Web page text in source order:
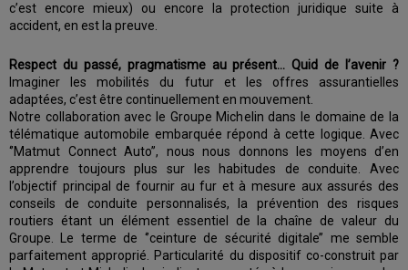
c’est encore mieux) ou encore la protection juridique suite à
accident, en est la preuve.
Respect du passé, pragmatisme au présent… Quid de l’avenir ?
Imaginer les mobilités du futur et les offres assurantielles
adaptées, c’est être continuellement en mouvement.
Notre collaboration avec le Groupe Michelin dans le domaine de la
télématique automobile embarquée répond à cette logique. Avec
‘’Matmut Connect Auto’’, nous nous donnons les moyens d’en
apprendre toujours plus sur les habitudes de conduite. Avec
l’objectif principal de fournir au fur et à mesure aux assurés des
conseils de conduite personnalisés, la prévention des risques
routiers étant un élément essentiel de la chaîne de valeur du
Groupe. Le terme de ‘’ceinture de sécurité digitale’’ me semble
parfaitement approprié. Particularité du dispositif co-construit par